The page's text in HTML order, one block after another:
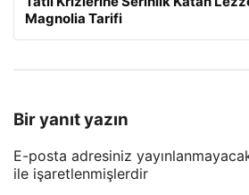
Magnolia Tarifi
Bir yanıt yazın
E-posta adresiniz
ile işaretlenmişlerdir